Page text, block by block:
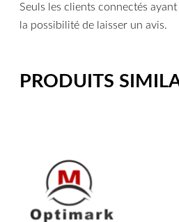
Seuls les clients connectés
la possibilité de laisser un avis.
PRODUITS